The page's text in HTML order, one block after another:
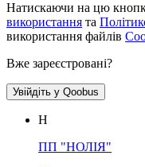
Натискаючи на цю
використання та
використання файлів
Вже зареєстровані?
Увійдіть у Qoobus
Н
ПП "НОЛІЯ"